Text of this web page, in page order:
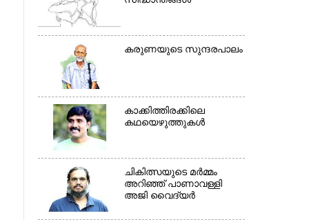
കരുണയുടെ സുന്ദരപാലം
കാക്കിത്തിരക്കിലെ
കഥയെഴുത്തുകൾ
ചികിത്സയുടെ മർമ്മം
അറിഞ്ഞ് പാണാവള്ളി
അജി വൈദ്യർ
×